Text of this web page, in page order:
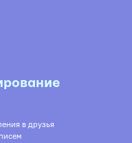
в друзья